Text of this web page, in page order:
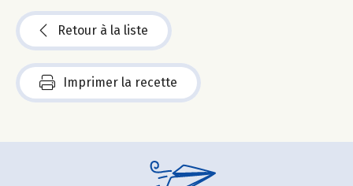
Retour à la liste
Imprimer la recette